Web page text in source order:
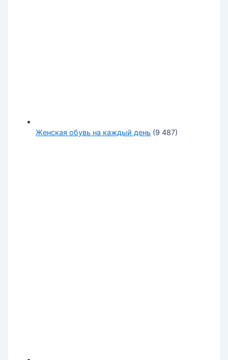
Женская обувь на каждый день (9 487)